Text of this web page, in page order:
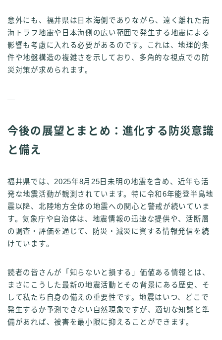
意外にも、福井県は日本海側でありながら、遠く離れた南
海トラフ地震や日本海側の広い範囲で発生する地震による
影響も考慮に入れる必要があるのです。これは、地理的条
件や地盤構造の複雑さを示しており、多角的な視点での防
災対策が求められます。
—
今後の展望とまとめ：進化する防災意識
と備え
福井県では、2025年8月25日未明の地震を含め、近年も活
発な地震活動が観測されています。特に令和6年能登半島地
震以降、北陸地方全体の地震への関心と警戒が続いていま
す。気象庁や自治体は、地震情報の迅速な提供や、活断層
の調査・評価を通じて、防災・減災に資する情報発信を続
けています。
読者の皆さんが「知らないと損する」価値ある情報とは、
まさにこうした最新の地震活動とその背景にある歴史、そ
して私たち自身の備えの重要性です。地震はいつ、どこで
発生するか予測できない自然現象ですが、適切な知識と準
備があれば、被害を最小限に抑えることができます。